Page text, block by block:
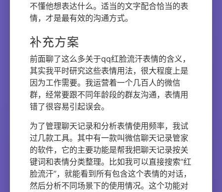
不懂他想表达什么。适当的文字配合恰当的表
情，才是最有效的沟通方式。
补充方案
前面聊了这么多关于qq红脸流汗表情的含义，
其实我平时研究这些表情用法，很大程度上是
因为工作需要。我运营着一个几百人的微信
群，经常要跟不同年龄段的群友沟通，表情用
错了很容易引起误会。
为了管理聊天记录和分析表情使用频率，我试
过几款工具。其中有一款叫微信聊天记录管家
的软件，它的主要功能是帮我把聊天记录按关
键词和表情分类整理。比如我可以直接搜索“红
脸流汗”，就能看到所有包含这个表情的对话，
然后分析不同场景下的使用情况。这个功能对